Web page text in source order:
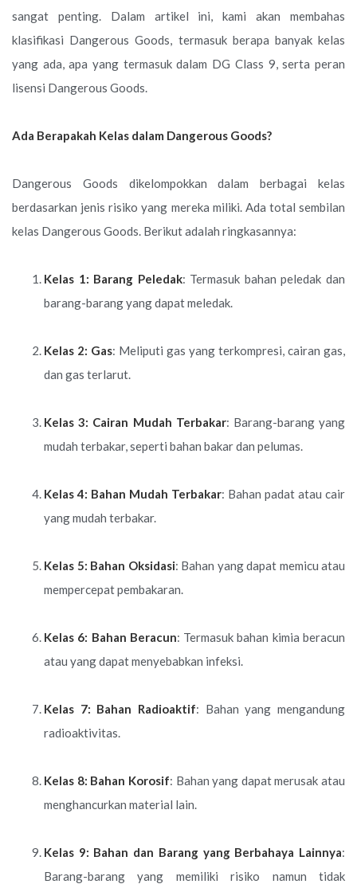
sangat penting. Dalam artikel ini, kami akan membahas
klasifikasi Dangerous Goods, termasuk berapa banyak kelas
yang ada, apa yang termasuk dalam DG Class 9, serta peran
lisensi Dangerous Goods.
Ada Berapakah Kelas dalam Dangerous Goods?
Dangerous Goods dikelompokkan dalam berbagai kelas
berdasarkan jenis risiko yang mereka miliki. Ada total sembilan
kelas Dangerous Goods. Berikut adalah ringkasannya:
Kelas 1: Barang Peledak: Termasuk bahan peledak dan
barang-barang yang dapat meledak.
Kelas 2: Gas: Meliputi gas yang terkompresi, cairan gas,
dan gas terlarut.
Kelas 3: Cairan Mudah Terbakar: Barang-barang yang
mudah terbakar, seperti bahan bakar dan pelumas.
Kelas 4: Bahan Mudah Terbakar: Bahan padat atau cair
yang mudah terbakar.
Kelas 5: Bahan Oksidasi: Bahan yang dapat memicu atau
mempercepat pembakaran.
Kelas 6: Bahan Beracun: Termasuk bahan kimia beracun
atau yang dapat menyebabkan infeksi.
Kelas 7: Bahan Radioaktif: Bahan yang mengandung
radioaktivitas.
Kelas 8: Bahan Korosif: Bahan yang dapat merusak atau
menghancurkan material lain.
Kelas 9: Bahan dan Barang yang Berbahaya Lainnya:
Barang-barang yang memiliki risiko namun tidak